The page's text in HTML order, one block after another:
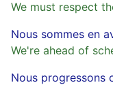
We must respect
Nous sommes en
We're ahead of
Nous progressons